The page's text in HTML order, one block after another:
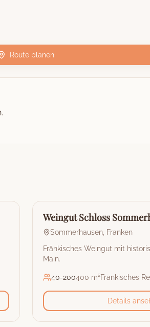
Route planen
Weingut
Weingut Schloss
Sommerhausen Franken
Fränkisches Weingut mit
Main.
40-200400 m²Fränkisches
Details